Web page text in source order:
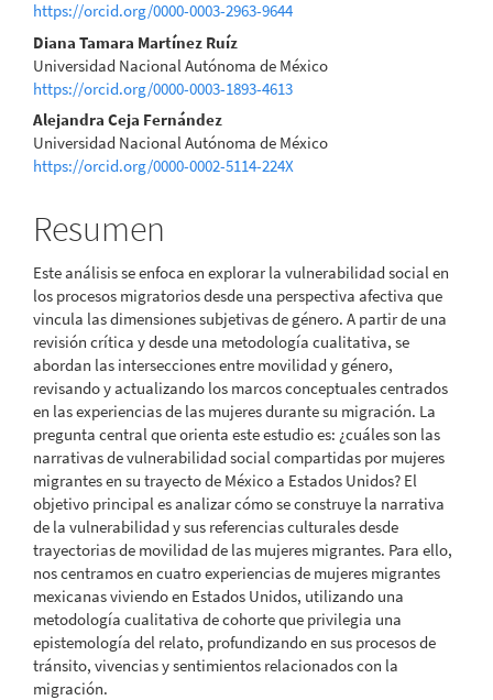
principal
del
artículo
https://orcid.org/0000-0003-2963-9644
Diana Tamara Martínez Ruíz
Universidad Nacional Autónoma de México
https://orcid.org/0000-0003-1893-4613
Alejandra Ceja Fernández
Universidad Nacional Autónoma de México
https://orcid.org/0000-0002-5114-224X
Resumen
Este análisis se enfoca en explorar la vulnerabilidad social en
los procesos migratorios desde una perspectiva afectiva que
vincula las dimensiones subjetivas de género. A partir de una
revisión crítica y desde una metodología cualitativa, se
abordan las intersecciones entre movilidad y género,
revisando y actualizando los marcos conceptuales centrados
en las experiencias de las mujeres durante su migración. La
pregunta central que orienta este estudio es: ¿cuáles son las
narrativas de vulnerabilidad social compartidas por mujeres
migrantes en su trayecto de México a Estados Unidos? El
objetivo principal es analizar cómo se construye la narrativa
de la vulnerabilidad y sus referencias culturales desde
trayectorias de movilidad de las mujeres migrantes. Para ello,
nos centramos en cuatro experiencias de mujeres migrantes
mexicanas viviendo en Estados Unidos, utilizando una
metodología cualitativa de cohorte que privilegia una
epistemología del relato, profundizando en sus procesos de
tránsito, vivencias y sentimientos relacionados con la
migración.